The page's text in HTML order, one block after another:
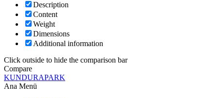
Description
Content
Weight
Dimensions
Additional information
Click outside to hide the comparison bar
Compare
KUNDURAPARK
Ana Menü